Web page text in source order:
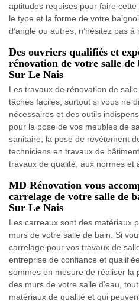
aptitudes requises pour faire
le type et la forme de votre
d’angle ou autres, n’hésitez pas à
Des ouvriers qualifiés et
rénovation de votre salle
Sur Le Nais
Les travaux de rénovation de
tâches faciles, surtout si vous ne
nécessaires et des outils
pour la pose de vos meubles de
sanitaire, la pose de revêtement
techniciens en travaux de
travaux de qualité, aux normes et
MD Rénovation vous
carrelage de votre salle de
Sur Le Nais
Les carreaux sont des matériaux
murs de votre salle de bain. Si
carrelage pour vos travaux de
entreprise de confiance et
sommes en mesure de réaliser la
des murs de votre salle d’eau,
matériaux de qualité et qui